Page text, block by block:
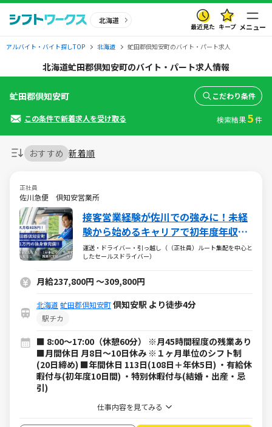
北海道
最近見た キープ メニュー
アルバイト・バイト探しTOP 北海道 虻田郡倶知安町のバイト・パート求人
北海道虻田郡倶知安町のバイト・パート求人情報
おすすめ 新着順
正社員
佐川急便 倶知安営業所
接客営業経験が佐川での強みに！未経
験から始めるキャリアで初年度年収
485万円以上も可能！
運送・ドライバー・引っ越し（（正社員）ルート集配を中心と
したセールスドライバー）
月給237,800円 ～309,800円
北海道 虻田郡倶知安町倶知安駅 より徒歩4分
駅チカ
■ 8:00～17:00（休憩60分） ※月45時間程度の残業あり
■月間休日 月8日～10日休み ※１ヶ月単位のシフト制
(20日締め) ■年間休日 113日(108日＋年休5日) ・有給休
暇付与(初年度10日間) ・特別休暇付与(結婚・出産・忌
引)
仕事内容を見てみる
虻田郡倶知安町 こだわり条件
この条件で新着求人を受け取る 検索結果5件